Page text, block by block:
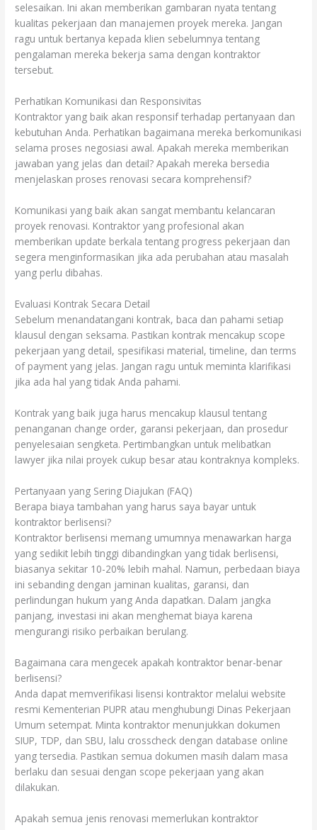
selesaikan. Ini akan memberikan gambaran nyata tentang
kualitas pekerjaan dan manajemen proyek mereka. Jangan
ragu untuk bertanya kepada klien sebelumnya tentang
pengalaman mereka bekerja sama dengan kontraktor
tersebut.
Perhatikan Komunikasi dan Responsivitas
Kontraktor yang baik akan responsif terhadap pertanyaan dan
kebutuhan Anda. Perhatikan bagaimana mereka berkomunikasi
selama proses negosiasi awal. Apakah mereka memberikan
jawaban yang jelas dan detail? Apakah mereka bersedia
menjelaskan proses renovasi secara komprehensif?
Komunikasi yang baik akan sangat membantu kelancaran
proyek renovasi. Kontraktor yang profesional akan
memberikan update berkala tentang progress pekerjaan dan
segera menginformasikan jika ada perubahan atau masalah
yang perlu dibahas.
Evaluasi Kontrak Secara Detail
Sebelum menandatangani kontrak, baca dan pahami setiap
klausul dengan seksama. Pastikan kontrak mencakup scope
pekerjaan yang detail, spesifikasi material, timeline, dan terms
of payment yang jelas. Jangan ragu untuk meminta klarifikasi
jika ada hal yang tidak Anda pahami.
Kontrak yang baik juga harus mencakup klausul tentang
penanganan change order, garansi pekerjaan, dan prosedur
penyelesaian sengketa. Pertimbangkan untuk melibatkan
lawyer jika nilai proyek cukup besar atau kontraknya kompleks.
Pertanyaan yang Sering Diajukan (FAQ)
Berapa biaya tambahan yang harus saya bayar untuk
kontraktor berlisensi?
Kontraktor berlisensi memang umumnya menawarkan harga
yang sedikit lebih tinggi dibandingkan yang tidak berlisensi,
biasanya sekitar 10-20% lebih mahal. Namun, perbedaan biaya
ini sebanding dengan jaminan kualitas, garansi, dan
perlindungan hukum yang Anda dapatkan. Dalam jangka
panjang, investasi ini akan menghemat biaya karena
mengurangi risiko perbaikan berulang.
Bagaimana cara mengecek apakah kontraktor benar-benar
berlisensi?
Anda dapat memverifikasi lisensi kontraktor melalui website
resmi Kementerian PUPR atau menghubungi Dinas Pekerjaan
Umum setempat. Minta kontraktor menunjukkan dokumen
SIUP, TDP, dan SBU, lalu crosscheck dengan database online
yang tersedia. Pastikan semua dokumen masih dalam masa
berlaku dan sesuai dengan scope pekerjaan yang akan
dilakukan.
Apakah semua jenis renovasi memerlukan kontraktor